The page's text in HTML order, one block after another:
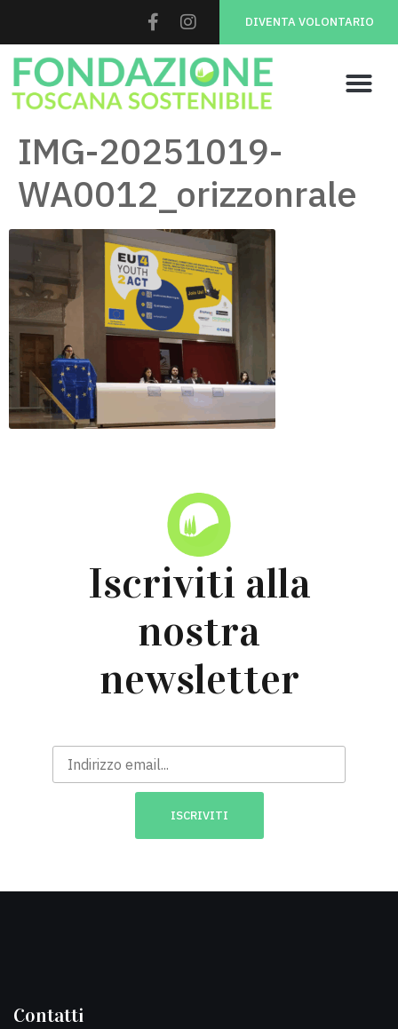
DIVENTA VOLONTARIO
IMG-20251019-
WA0012_orizzonrale
Iscriviti alla
nostra
newsletter
Contatti